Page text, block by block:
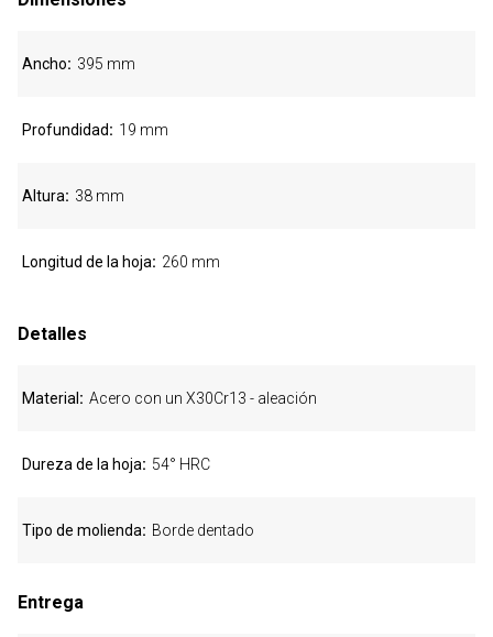
Ancho 395 mm
Profundidad 19 mm
Altura 38 mm
Longitud de la hoja 260 mm
Detalles
Material Acero con un X30Cr13 - aleación
Dureza de la hoja 54° HRC
Tipo de molienda Borde dentado
Entrega